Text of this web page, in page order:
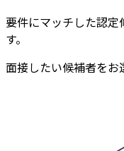
要件にマッチした認
す。
面接したい候補者をお